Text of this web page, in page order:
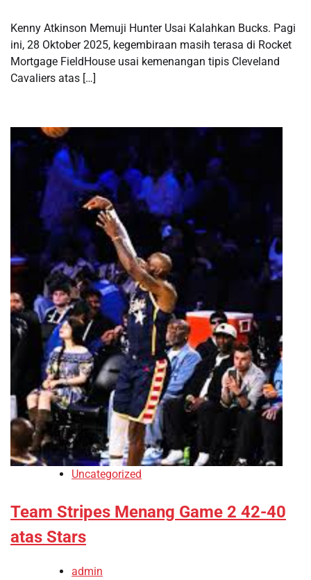
Kenny Atkinson Memuji Hunter Usai Kalahkan Bucks. Pagi
ini, 28 Oktober 2025, kegembiraan masih terasa di Rocket
Mortgage FieldHouse usai kemenangan tipis Cleveland
Cavaliers atas […]
Uncategorized
Team Stripes Menang Game 2 42-40
atas Stars
admin